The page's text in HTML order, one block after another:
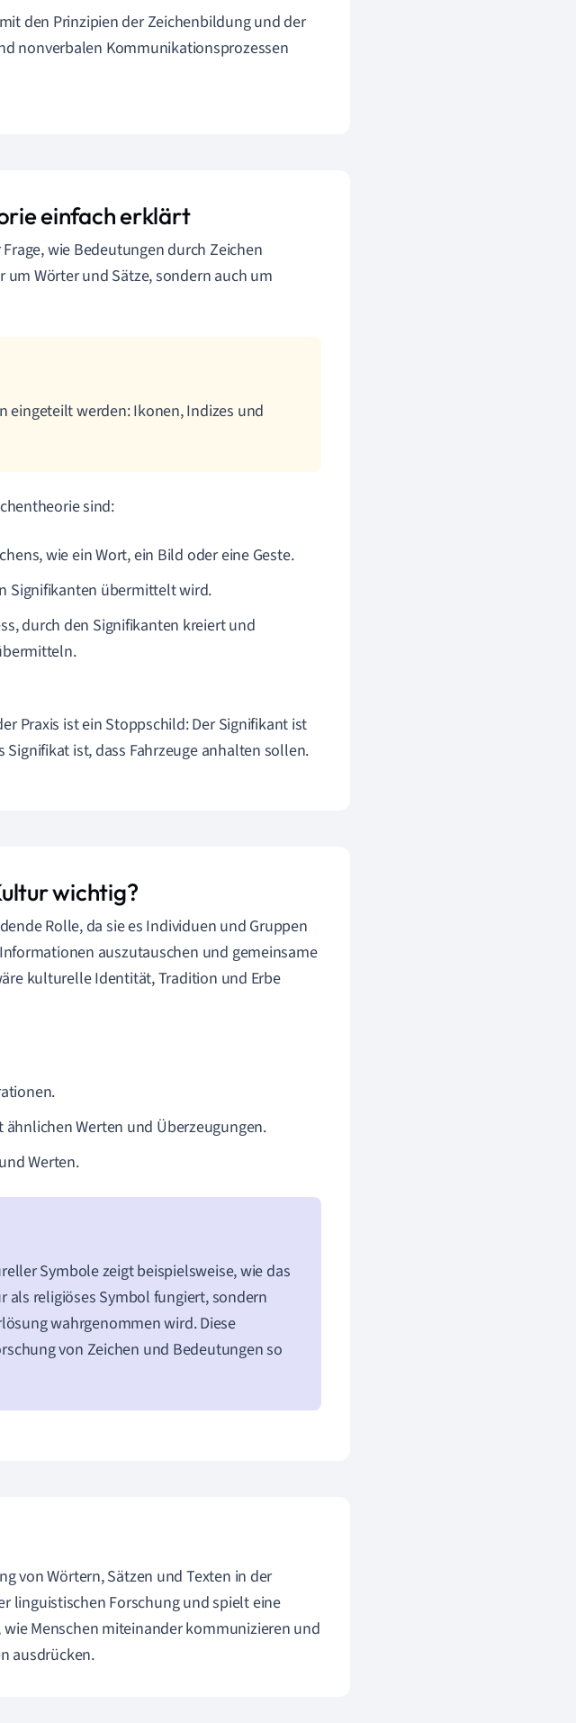
den Prinzipien der Zeichenbildung und der
nonverbalen Kommunikationsprozessen
einfach erklärt
wie Bedeutungen durch Zeichen
Wörter und Sätze, sondern auch um
eingeteilt werden: Ikonen, Indizes und
sind:
wie ein Wort, ein Bild oder eine Geste.
Signifikanten übermittelt wird.
durch den Signifikanten kreiert und
Praxis ist ein Stoppschild: Der Signifikant ist
ist, dass Fahrzeuge anhalten sollen.
wichtig?
Rolle, da sie es Individuen und Gruppen
auszutauschen und gemeinsame
kulturelle Identität, Tradition und Erbe
Werten und Überzeugungen.
Werten.
Symbole zeigt beispielsweise, wie das
religiöses Symbol fungiert, sondern
wahrgenommen wird. Diese
von Zeichen und Bedeutungen so
von Wörtern, Sätzen und Texten in der
linguistischen Forschung und spielt eine
Menschen miteinander kommunizieren und
ausdrücken.